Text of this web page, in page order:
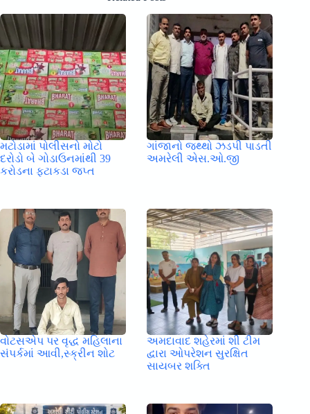
મટોડામાં પોલીસનો મોટો
દરોડો બે ગોડાઉનમાંથી 39
કરોડના ફટાકડા જપ્ત
ગાંજાનો જથ્થો ઝડપી પાડતી
અમરેલી એસ.ઓ.જી
વોટસએપ પર વૃદ્ધ મહિલાના
સંપર્કમાં આવી,સ્ક્રીન શોટ
અમદાવાદ શહેરમાં શી ટીમ
દ્વારા ઓપરેશન સુરક્ષિત
સાયબર શક્તિ